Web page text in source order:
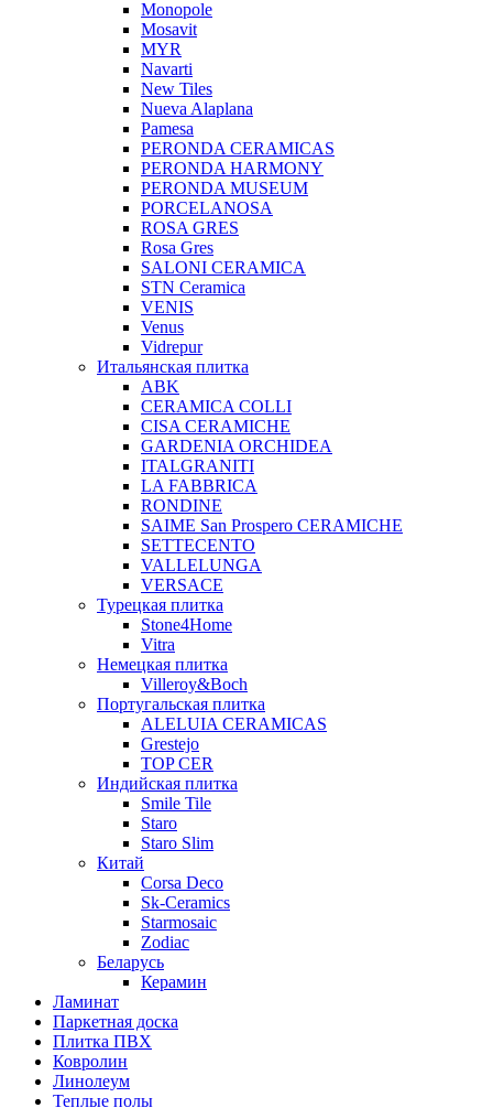
Monopole
Mosavit
MYR
Navarti
New Tiles
Nueva Alaplana
Pamesa
PERONDA CERAMICAS
PERONDA HARMONY
PERONDA MUSEUM
PORCELANOSA
ROSA GRES
Rosa Gres
SALONI CERAMICA
STN Ceramica
VENIS
Venus
Vidrepur
Итальянская плитка
ABK
CERAMICA COLLI
CISA CERAMICHE
GARDENIA ORCHIDEA
ITALGRANITI
LA FABBRICA
RONDINE
SAIME San Prospero CERAMICHE
SETTECENTO
VALLELUNGA
VERSACE
Турецкая плитка
Stone4Home
Vitra
Немецкая плитка
Villeroy&Boch
Португальская плитка
ALELUIA CERAMICAS
Grestejo
TOP CER
Индийская плитка
Smile Tile
Staro
Staro Slim
Китай
Corsa Deco
Sk-Ceramics
Starmosaic
Zodiac
Беларусь
Керамин
Ламинат
Паркетная доска
Плитка ПВХ
Ковролин
Линолеум
Теплые полы